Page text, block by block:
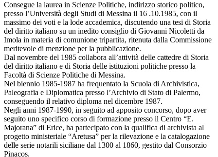
Consegue la laurea in Scienze Politiche, indirizzo storico politico,
presso l’Università degli Studi di Messina il 16 .10.1985, con il
massimo dei voti e la lode accademica, discutendo una tesi di Storia
del diritto italiano su un inedito consiglio di Giovanni Nicoletti da
Imola in materia di comunione tripartita, ritenuta dalla Commissione
meritevole di menzione per la pubblicazione.
Dal novembre del 1985 collabora all’attività delle cattedre di Storia
del diritto italiano e di Storia delle istituzioni politiche presso la
Facoltà di Scienze Politiche di Messina.
Nel biennio 1985-1987 ha frequentato la Scuola di Archivistica,
Paleografia e Diplomatica presso l’Archivio di Stato di Palermo,
conseguendo il relativo diploma nel dicembre 1987.
Negli anni 1987-1990, in seguito ad apposito concorso, dopo aver
seguito uno specifico corso di formazione presso il Centro “E.
Majorana” di Erice, ha partecipato con la qualifica di archivista al
progetto ministeriale “Aretusa” per la rilevazione e la catalogazione
delle serie notarili siciliane dal 1300 al 1860, gestito dal Consorzio
Pinacos.